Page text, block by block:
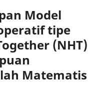
Model
tipe
(NHT)
Matematis